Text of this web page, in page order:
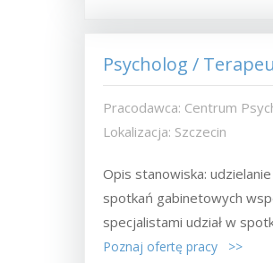
Psycholog /
Pracodawca: Centrum
Lokalizacja: Szczecin
Opis stanowiska:
spotkań gabinetowych
specjalistami udział w
Poznaj ofertę pracy >>